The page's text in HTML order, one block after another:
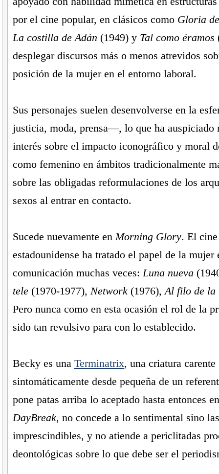
por el cine popular, en clásicos como Gloria
La costilla de Adán (1949) y Tal como éramos
desplegar discursos más o menos atrevidos
posición de la mujer en el entorno laboral.
Sus personajes suelen desenvolverse en la
justicia, moda, prensa—, lo que ha auspiciado
interés sobre el impacto iconográfico y moral
como femenino en ámbitos tradicionalmente
sobre las obligadas reformulaciones de los
sexos al entrar en contacto.
Sucede nuevamente enMorning Glory. El
estadounidense ha tratado el papel de la mujer
comunicación muchas veces:Luna nueva
tele(1970-1977), Network(1976),Al filo de la
Pero nunca como en esta ocasión el rol de la
sido tan revulsivo para con lo establecido.
Becky es una Terminatrix, una criatura carente
sintomáticamente desde pequeña de un
pone patas arriba lo aceptado hasta entonces
DayBreak, no concede a lo sentimental sino
imprescindibles, y no atiende a periclitadas
deontológicas sobre lo que debe ser el